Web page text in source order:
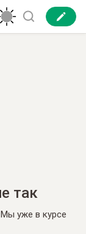
так
Мы уже в курсе